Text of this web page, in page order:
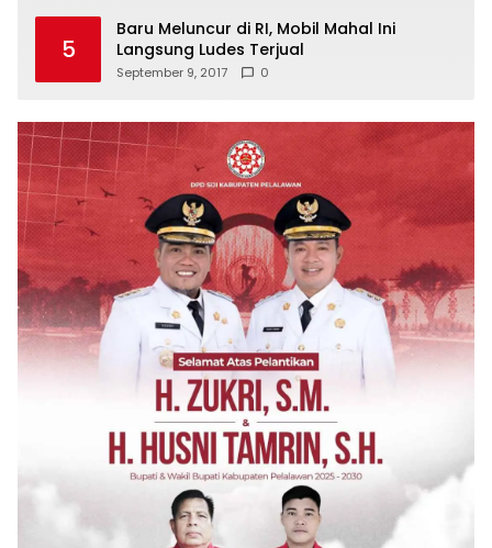
5
Baru Meluncur di RI, Mobil Mahal Ini
Langsung Ludes Terjual
September 9, 2017 0